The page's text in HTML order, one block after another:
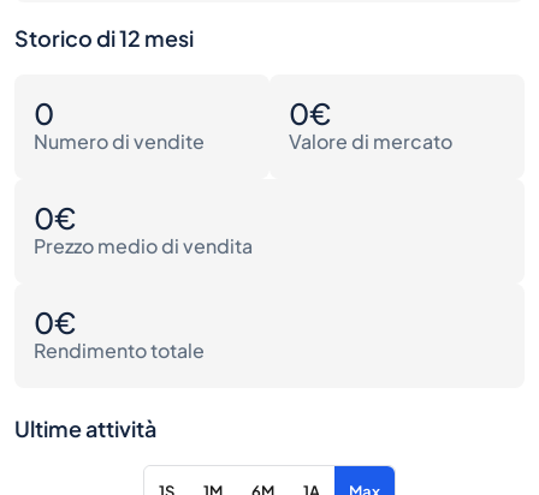
Storico di 12 mesi
0
Numero di vendite
0€
Valore di mercato
0€
Prezzo medio di vendita
0€
Rendimento totale
Ultime attività